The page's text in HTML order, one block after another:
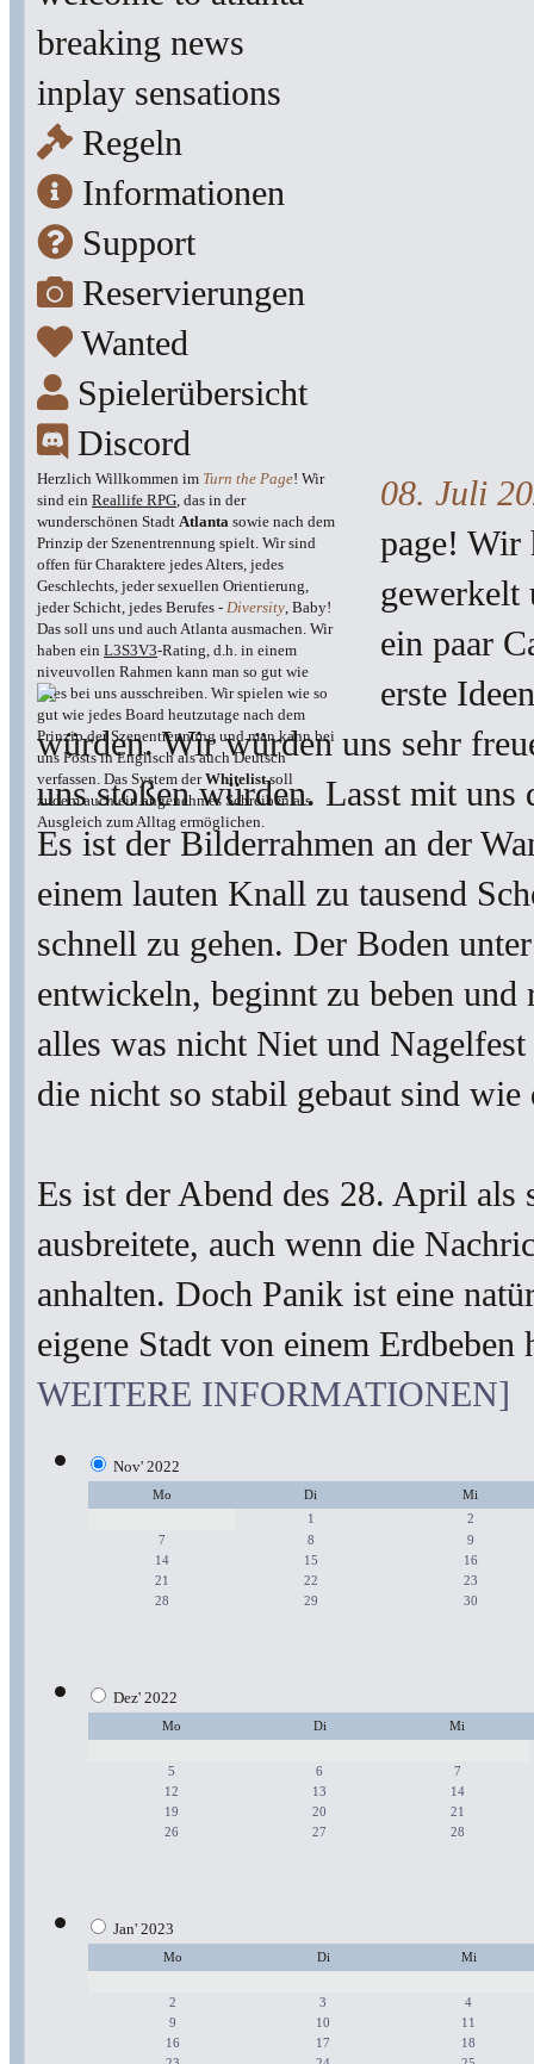
breaking news
inplay sensations
Regeln
Informationen
Support
Reservierungen
Wanted
Spielerübersicht
Discord
Herzlich Willkommen im Turn the Page! Wir
sind ein Reallife RPG , das in der
wunderschönen Stadt Atlanta sowie nach dem
Prinzip der Szenentrennung spielt. Wir sind
offen für Charaktere jedes Alters, jedes
Geschlechts, jeder sexuellen Orientierung,
jeder Schicht, jedes Berufes - Diversity , Baby!
Das soll uns und auch Atlanta ausmachen. Wir
haben ein L3S3V3-Rating, d.h. in einem
niveuvollen Rahmen kann man so gut wie
alles bei uns ausschreiben. Wir spielen wie so
gut wie jedes Board heutzutage nach dem
Prinzip der Szenentrennung und man kann bei
uns Posts in Englisch als auch Deutsch
verfassen. Das System derWhitelistsoll
zudem auch ein angenehmes Schreiben als
Ausgleich zum Alltag ermöglichen.
08. Juli
page! Wir
gewerkelt
ein paar
erste
würden. Wir würden uns sehr
uns stoßen würden. Lasst mit
Es ist der Bilderrahmen an der
einem lauten Knall zu tausend
schnell zu gehen. Der Boden
entwickeln, beginnt zu beben
alles was nicht Niet und
die nicht so stabil gebaut sind
Es ist der Abend des 28. April als
ausbreitete, auch wenn die
anhalten. Doch Panik ist eine
eigene Stadt von einem
WEITERE INFORMATIONEN]
Nov' 2022
Mo Di
Mi
1
2
7
8
9
14
15
16
21
22
23
28
29 30
Dez' 2022
Mo Di Mi
5 6
7
12
13
14
19
20
21
26
27 28
Jan' 2023
Mo Di Mi
2 3
4
9
10
11
16
17
18